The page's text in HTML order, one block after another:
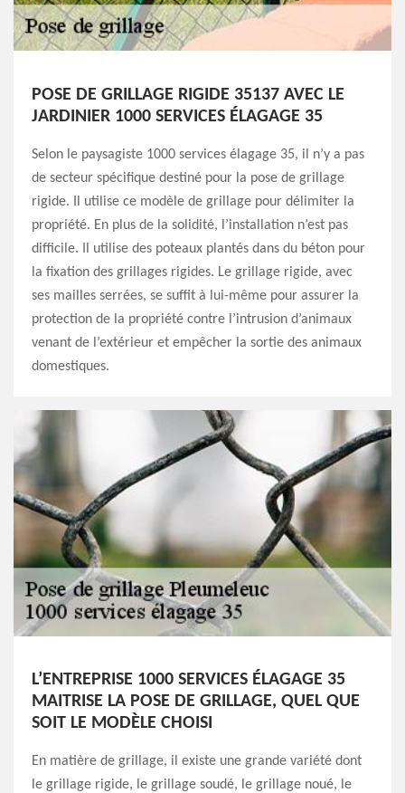
POSE DE GRILLAGE RIGIDE 35137 AVEC LE
JARDINIER 1000 SERVICES ÉLAGAGE 35
Selon le paysagiste 1000 services élagage 35, il n’y a pas
de secteur spécifique destiné pour la pose de grillage
rigide. Il utilise ce modèle de grillage pour délimiter la
propriété. En plus de la solidité, l’installation n’est pas
difficile. Il utilise des poteaux plantés dans du béton pour
la fixation des grillages rigides. Le grillage rigide, avec
ses mailles serrées, se suffit à lui-même pour assurer la
protection de la propriété contre l’intrusion d’animaux
venant de l’extérieur et empêcher la sortie des animaux
domestiques.
L’ENTREPRISE 1000 SERVICES ÉLAGAGE 35
MAITRISE LA POSE DE GRILLAGE, QUEL QUE
SOIT LE MODÈLE CHOISI
En matière de grillage, il existe une grande variété dont
le grillage rigide, le grillage soudé, le grillage noué, le